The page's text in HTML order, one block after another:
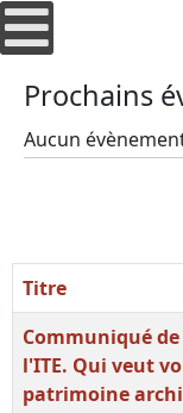
Prochains
Aucun
Titre
Communiqué
l'ITE. Qui veut
patrimoine